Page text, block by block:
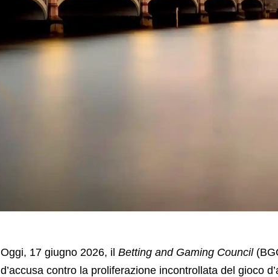
Oggi, 17 giugno 2026, il Betting and Gaming Council
d’accusa contro la proliferazione incontrollata del gioco